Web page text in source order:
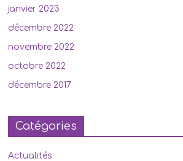
janvier 2023
décembre 2022
novembre 2022
octobre 2022
décembre 2017
Catégories
Actualités